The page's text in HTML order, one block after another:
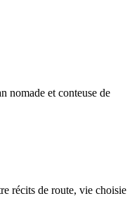
nomade et conteuse de
récits de route, vie choisie